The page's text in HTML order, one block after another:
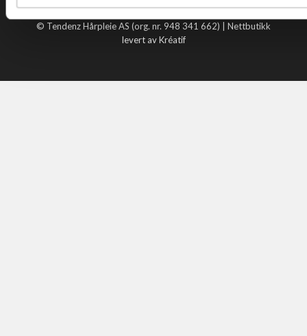
Handle hos oss
© Tendenz Hårpleie AS (org. nr. 948 341 662) | Nettbutikk
levert av Kréatif